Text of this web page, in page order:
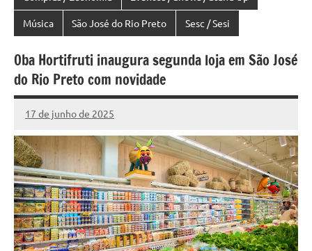
Música São José do Rio Preto Sesc / Sesi
Oba Hortifruti inaugura segunda loja em São José
do Rio Preto com novidade
17 de junho de 2025
Marcelo
Fachin
Nenhum
Comentário